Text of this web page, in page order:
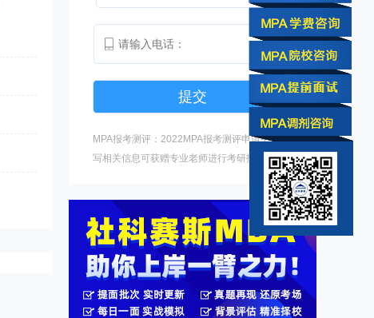
MPA报考测评：2022MPA报考测评申请中，填
写相关信息可获赠专业老师进行考研指导。